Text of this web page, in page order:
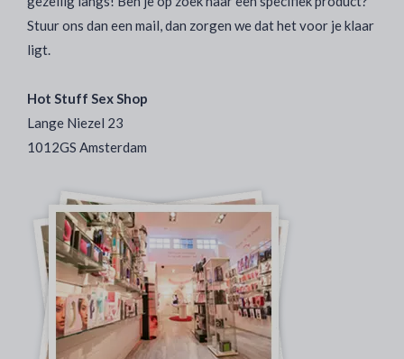
Stuur ons dan een mail, dan zorgen we dat het voor je klaar
ligt.
Hot Stuff Sex Shop
Lange Niezel 23
1012GS Amsterdam